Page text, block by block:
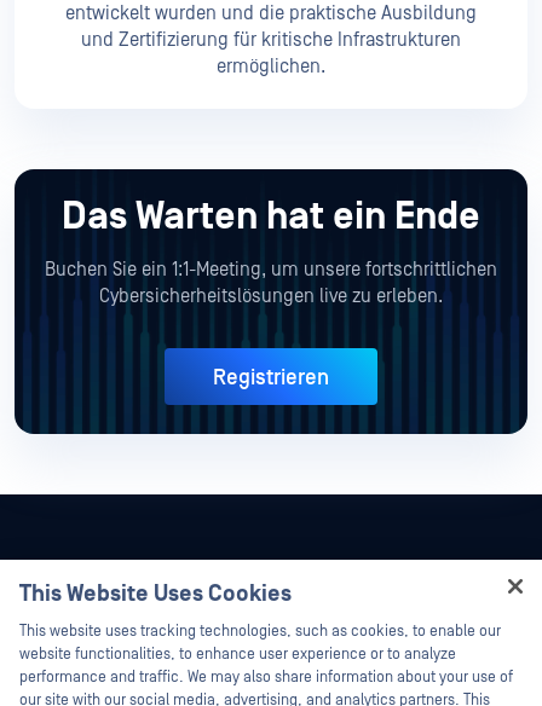
entwickelt wurden und die praktische Ausbildung
und Zertifizierung für kritische Infrastrukturen
ermöglichen.
Das Warten hat ein Ende
Buchen Sie ein 1:1-Meeting, um unsere fortschrittlichen
Cybersicherheitslösungen live zu erleben.
Registrieren
This Website Uses Cookies
This website uses tracking technologies, such as cookies, to enable our
website functionalities, to enhance user experience or to analyze
performance and traffic. We may also share information about your use of
our site with our social media, advertising, and analytics partners. This
Hey there!
I'm Ozzy, your OPSWAT virtual assistant.
How can I help you secure what's critical
today?